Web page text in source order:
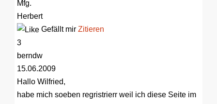
Mfg.
Herbert
Gefällt mir Zitieren
3
berndw
15.06.2009
Hallo Wilfried,
habe mich soeben regristrierr weil ich diese Seite im